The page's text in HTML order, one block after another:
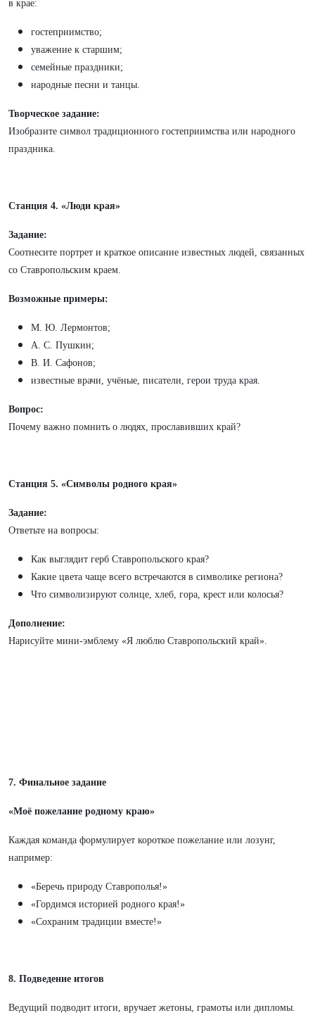
в крае:
гостеприимство;
уважение к старшим;
семейные праздники;
народные песни и танцы.
Творческое задание:
Изобразите символ традиционного гостеприимства или народного
праздника.
Станция 4. «Люди края»
Задание:
Соотнесите портрет и краткое описание известных людей, связанных
со Ставропольским краем.
Возможные примеры:
М. Ю. Лермонтов;
А. С. Пушкин;
В. И. Сафонов;
известные врачи, учёные, писатели, герои труда края.
Вопрос:
Почему важно помнить о людях, прославивших край?
Станция 5. «Символы родного края»
Задание:
Ответьте на вопросы:
Как выглядит герб Ставропольского края?
Какие цвета чаще всего встречаются в символике региона?
Что символизируют солнце, хлеб, гора, крест или колосья?
Дополнение:
Нарисуйте мини-эмблему «Я люблю Ставропольский край».
7. Финальное задание
«Моё пожелание родному краю»
Каждая команда формулирует короткое пожелание или лозунг,
например:
«Беречь природу Ставрополья!»
«Гордимся историей родного края!»
«Сохраним традиции вместе!»
8. Подведение итогов
Ведущий подводит итоги, вручает жетоны, грамоты или дипломы.